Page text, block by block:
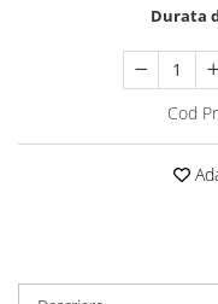
Durata
Cod